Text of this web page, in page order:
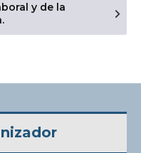
y de la